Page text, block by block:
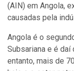
(AIN) em Angola,
causadas pela
Angola é o
Subsariana e é daí
entanto, mais de